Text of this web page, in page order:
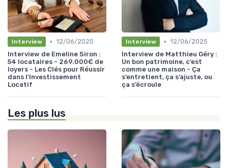
Interview • 12/06/2025
Interview de Emeline Siron :
54 locataires - 269.000€ de
loyers - Les Clés pour Réussir
dans l'Investissement
Locatif
Interview • 12/06/2025
Interview de Matthieu Géry :
Un bon patrimoine, c’est
comme une maison - Ça
s’entretient, ça s’ajuste, ou
ça s’écroule
Les plus lus